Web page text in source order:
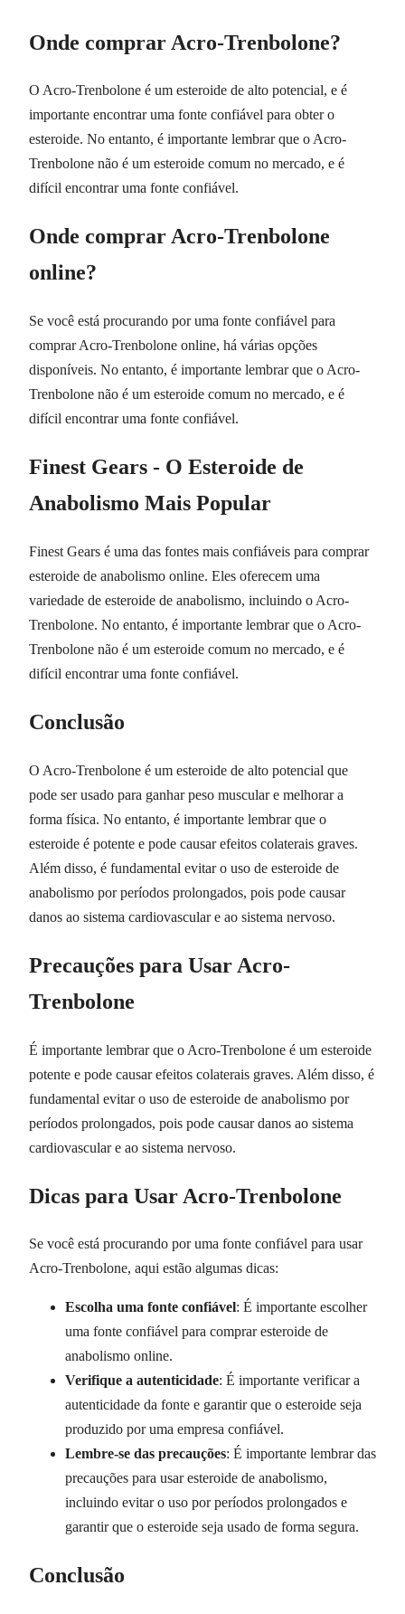
Onde comprar Acro-Trenbolone?
O Acro-Trenbolone é um esteroide de alto potencial, e é
importante encontrar uma fonte confiável para obter o
esteroide. No entanto, é importante lembrar que o Acro-
Trenbolone não é um esteroide comum no mercado, e é
difícil encontrar uma fonte confiável.
Onde comprar Acro-Trenbolone
online?
Se você está procurando por uma fonte confiável para
comprar Acro-Trenbolone online, há várias opções
disponíveis. No entanto, é importante lembrar que o Acro-
Trenbolone não é um esteroide comum no mercado, e é
difícil encontrar uma fonte confiável.
Finest Gears - O Esteroide de
Anabolismo Mais Popular
Finest Gears é uma das fontes mais confiáveis para comprar
esteroide de anabolismo online. Eles oferecem uma
variedade de esteroide de anabolismo, incluindo o Acro-
Trenbolone. No entanto, é importante lembrar que o Acro-
Trenbolone não é um esteroide comum no mercado, e é
difícil encontrar uma fonte confiável.
Conclusão
O Acro-Trenbolone é um esteroide de alto potencial que
pode ser usado para ganhar peso muscular e melhorar a
forma física. No entanto, é importante lembrar que o
esteroide é potente e pode causar efeitos colaterais graves.
Além disso, é fundamental evitar o uso de esteroide de
anabolismo por períodos prolongados, pois pode causar
danos ao sistema cardiovascular e ao sistema nervoso.
Precauções para Usar Acro-
Trenbolone
É importante lembrar que o Acro-Trenbolone é um esteroide
potente e pode causar efeitos colaterais graves. Além disso, é
fundamental evitar o uso de esteroide de anabolismo por
períodos prolongados, pois pode causar danos ao sistema
cardiovascular e ao sistema nervoso.
Dicas para Usar Acro-Trenbolone
Se você está procurando por uma fonte confiável para usar
Acro-Trenbolone, aqui estão algumas dicas:
Escolha uma fonte confiável: É importante escolher
uma fonte confiável para comprar esteroide de
anabolismo online.
Verifique a autenticidade: É importante verificar a
autenticidade da fonte e garantir que o esteroide seja
produzido por uma empresa confiável.
Lembre-se das precauções: É importante lembrar das
precauções para usar esteroide de anabolismo,
incluindo evitar o uso por períodos prolongados e
garantir que o esteroide seja usado de forma segura.
Conclusão